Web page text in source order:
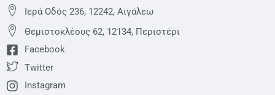
Ιερά Οδός 236, 12242, Αιγάλεω
Θεμιστoκλέους 62, 12134, Περιστέρι
Facebook
Twitter
Instagram